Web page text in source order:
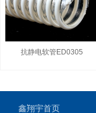
抗静电软管ED0305
鑫翔宇首页